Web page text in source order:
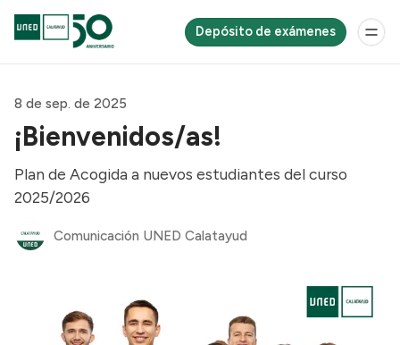
Depósito de exámenes
8 de sep. de 2025
¡Bienvenidos/as!
Plan de Acogida a nuevos estudiantes del curso
2025/2026
Comunicación UNED Calatayud